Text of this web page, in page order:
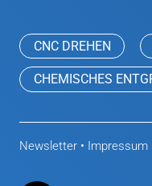
CNC DREHEN
CHEMISCHES
Newsletter • Impressum